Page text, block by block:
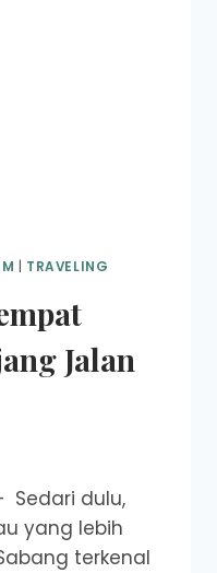
TRAVELING
Jalan
Sedari dulu,
yang lebih
terkenal